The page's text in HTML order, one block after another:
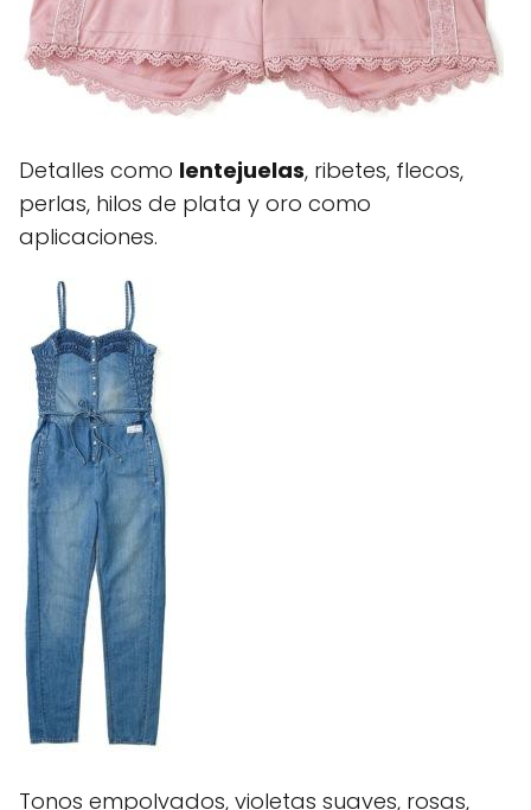
Detalles como lentejuelas, ribetes, flecos,
perlas, hilos de plata y oro como
aplicaciones.
Tonos empolvados, violetas suaves, rosas,